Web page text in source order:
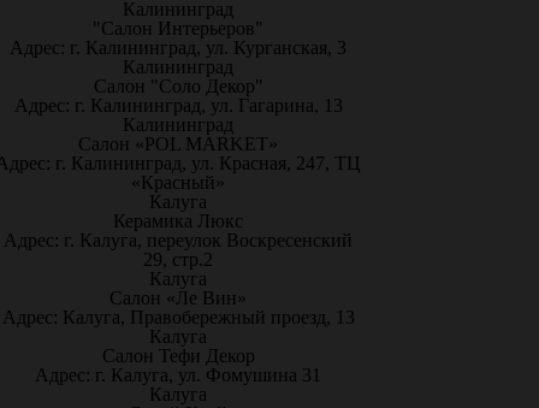
Калининград
"Салон Интерьеров"
Адрес: г. Калининград, ул. Курганская, 3
Калининград
Салон "Соло Декор"
Адрес: г. Калининград, ул. Гагарина, 13
Калининград
Салон «POL MARKET»
г. Калининград, ул. Красная, 247, ТЦ
«Красный»
Калуга
Керамика Люкс
Адрес: г. Калуга, переулок Воскресенский
29, стр.2
Калуга
Салон «Ле Вин»
Адрес: Калуга, Правобережный проезд, 13
Калуга
Салон Тефи Декор
Адрес: г. Калуга, ул. Фомушина 31
Калуга